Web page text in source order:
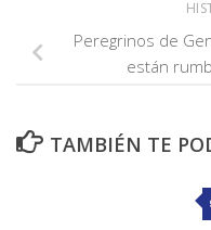
Peregrinos de
están
TAMBIÉN TE